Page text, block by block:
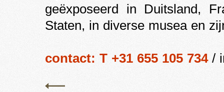
geëxposeerd in Duitsland,
Staten, in diverse musea en
contact: T +31 655 105 734/